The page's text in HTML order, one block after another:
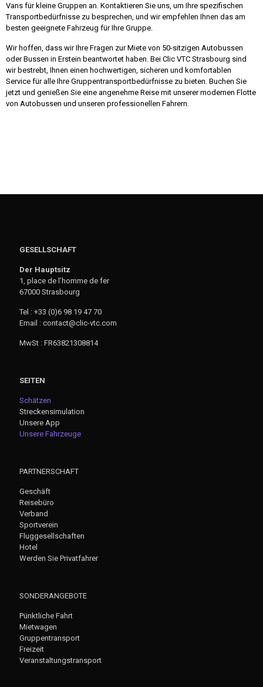
Vans für kleine Gruppen an. Kontaktieren Sie uns, um Ihre spezifischen
Transportbedürfnisse zu besprechen, und wir empfehlen Ihnen das am
besten geeignete Fahrzeug für Ihre Gruppe.
Wir hoffen, dass wir Ihre Fragen zur Miete von 50-sitzigen Autobussen
oder Bussen in Erstein beantwortet haben. Bei Clic VTC Strasbourg sind
wir bestrebt, Ihnen einen hochwertigen, sicheren und komfortablen
Service für alle Ihre Gruppentransportbedürfnisse zu bieten. Buchen Sie
jetzt und genießen Sie eine angenehme Reise mit unserer modernen Flotte
von Autobussen und unseren professionellen Fahrern.
GESELLSCHAFT
Der Hauptsitz
1, place de l’homme de fer
67000 Strasbourg
Tel : +33 (0)6 98 19 47 70
Email : contact@clic-vtc.com
MwSt : FR63821308814
SEITEN
Schätzen
Streckensimulation
Unsere App
Unsere Fahrzeuge
PARTNERSCHAFT
Geschäft
Reisebüro
Verband
Sportverein
Fluggesellschaften
Hotel
Werden Sie Privatfahrer
SONDERANGEBOTE
Pünktliche Fahrt
Mietwagen
Gruppentransport
Freizeit
Veranstaltungstransport